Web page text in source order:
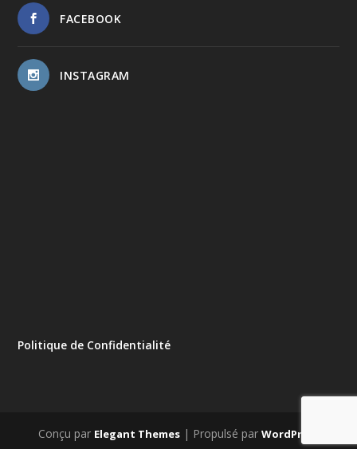
FACEBOOK
INSTAGRAM
Politique de Confidentialité
Conçu par Elegant Themes| Propulsé par WordPress